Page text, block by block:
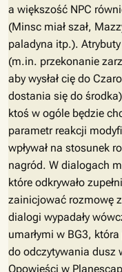
a większość NPC
(Minsc miał szał,
paladyna itp.).
(m.in. przekonanie
aby wysłał cię do
dostania się do
ktoś w ogóle będzie
parametr reakcji
wpływał na stosunek
nagród. W dialogach
które odkrywało
zainicjować rozmowę
dialogi wypadały
umarłymi w BG3,
do odczytywania dusz
Opowieści w